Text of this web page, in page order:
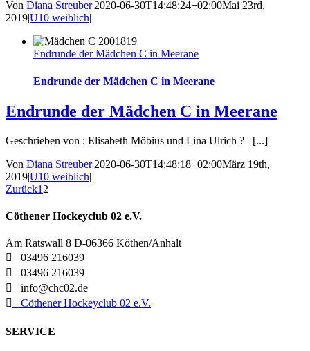
Von Diana Streuber|2020-06-30T14:48:24+02:00Mai 23rd,
2019|U10 weiblich|
Endrunde der Mädchen C in Meerane
Endrunde der Mädchen C in Meerane
Endrunde der Mädchen C in Meerane
Geschrieben von : Elisabeth Möbius und Lina Ulrich ? [...]
Von Diana Streuber|2020-06-30T14:48:18+02:00März 19th,
2019|U10 weiblich|
Zurück1 2
Cöthener Hockeyclub 02 e.V.
Am Ratswall 8 D-06366 Köthen/Anhalt

03496 216039

03496 216039

info@chc02.de

Cöthener Hockeyclub 02 e.V.
SERVICE